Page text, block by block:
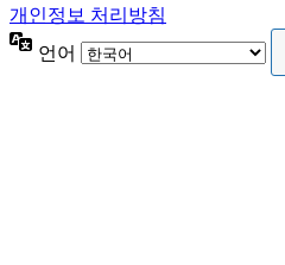
개인정보 처리방침
언어